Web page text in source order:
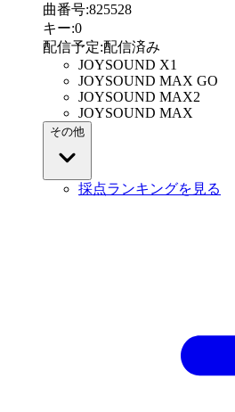
曲番号:825528
キー:0
配信予定:配信済み
JOYSOUND X1
JOYSOUND MAX GO
JOYSOUND MAX2
JOYSOUND MAX
その他
採点ランキングを見る